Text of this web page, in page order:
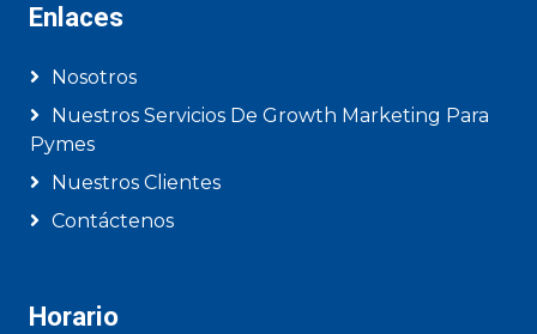
Enlaces
Nosotros
Nuestros Servicios De Growth Marketing Para
Pymes
Nuestros Clientes
Contáctenos
Horario